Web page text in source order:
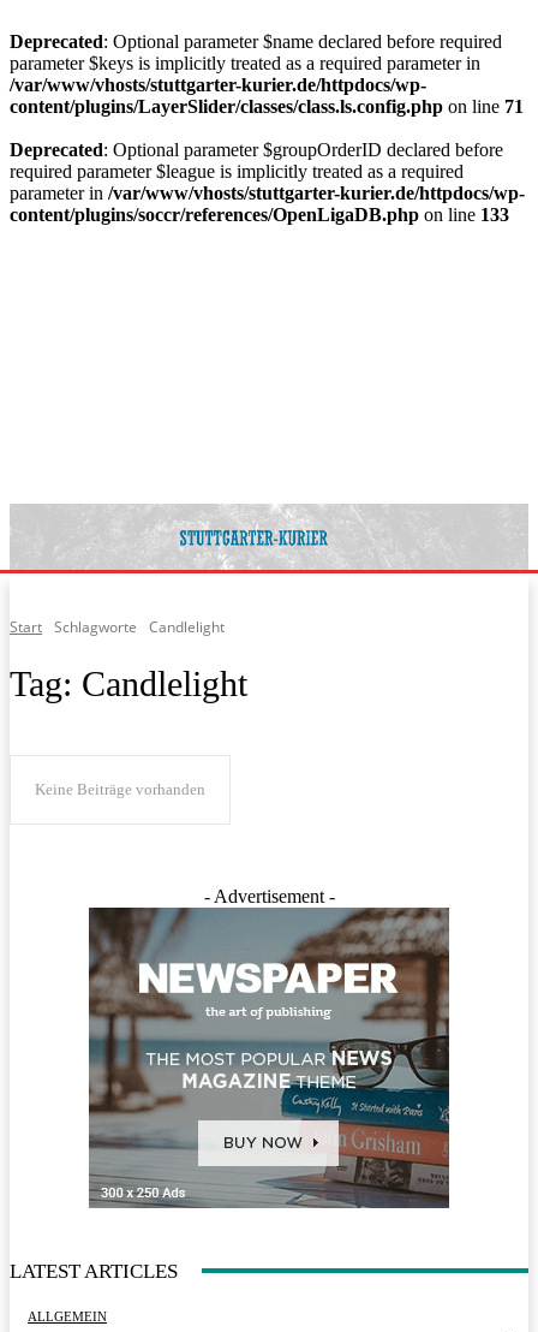
Deprecated: Optional parameter $name declared before required
parameter $keys is implicitly treated as a required parameter in
/var/www/vhosts/stuttgarter-kurier.de/httpdocs/wp-
content/plugins/LayerSlider/classes/class.ls.config.php on line 71
Deprecated: Optional parameter $groupOrderID declared before
required parameter $league is implicitly treated as a required
parameter in /var/www/vhosts/stuttgarter-kurier.de/httpdocs/wp-
content/plugins/soccr/references/OpenLigaDB.php on line 133
Start Schlagworte Candlelight
Tag: Candlelight
Keine Beiträge vorhanden
- Advertisement -
LATEST ARTICLES
ALLGEMEIN